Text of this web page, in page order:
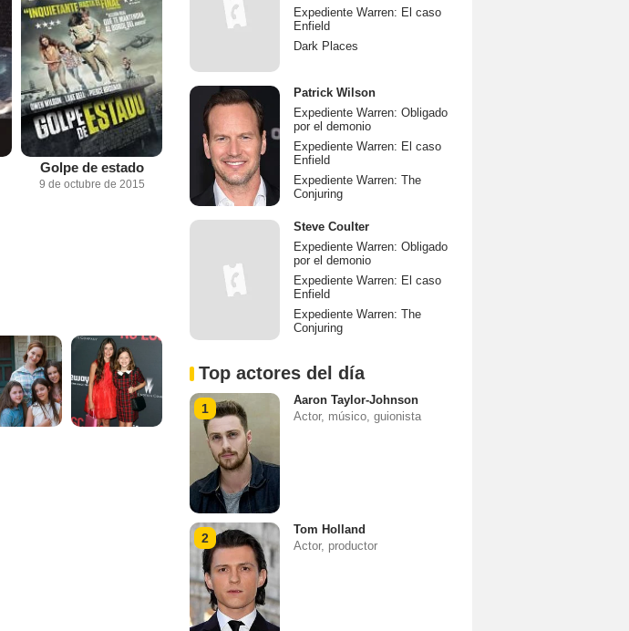
Golpe de estado
9 de octubre de 2015
Expediente Warren: El caso
Enfield
Dark Places
Patrick Wilson
Expediente Warren: Obligado
por el demonio
Expediente Warren: El caso
Enfield
Expediente Warren: The
Conjuring
Steve Coulter
Expediente Warren: Obligado
por el demonio
Expediente Warren: El caso
Enfield
Expediente Warren: The
Conjuring
Top actores del día
1
Aaron Taylor-Johnson
Actor, músico, guionista
2
Tom Holland
Actor, productor